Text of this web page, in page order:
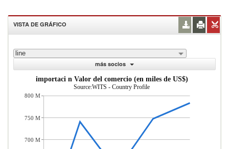
VISTA DE GRÁFICO
line
más socios
importaci n Valor del comercio (en miles de US$)
Source:WITS - Country Profile
800 M
750 M
700 M